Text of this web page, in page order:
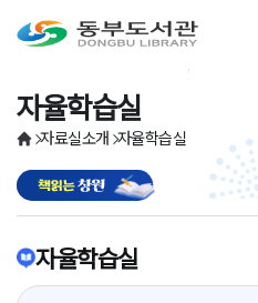
자료실소개 자율학습실
자율학습실
자율학습실